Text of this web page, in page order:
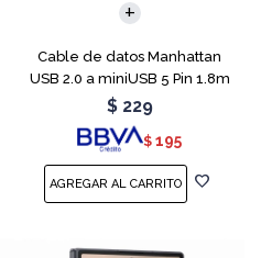
Cable de datos Manhattan
USB 2.0 a miniUSB 5 Pin 1.8m
$ 229
$ 195